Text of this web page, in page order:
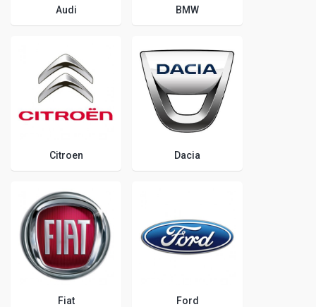
Audi BMW
Citroen Dacia
Fiat Ford